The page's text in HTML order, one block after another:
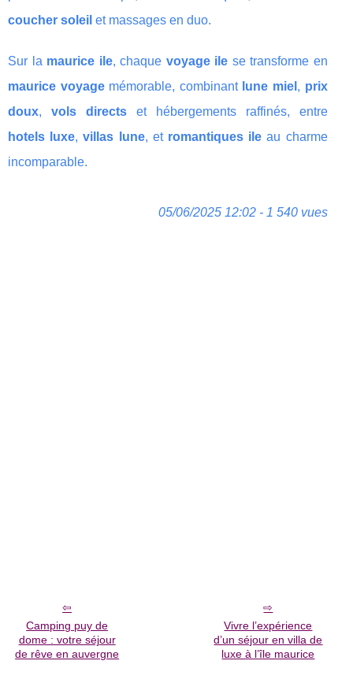
coucher soleil et massages en duo.
Sur la maurice ile, chaque voyage ile se transforme en
maurice voyagemémorable, combinant lune miel , prix
doux, vols directset hébergements raffinés, entre
hotels luxe,villas lune, et romantiques ile au charme
incomparable.
05/06/2025 12:02 - 1 540 vues
Camping puy de
dome : votre séjour
de rêve en auvergne
Vivre l’expérience
d’un séjour en villa de
luxe à l’île maurice